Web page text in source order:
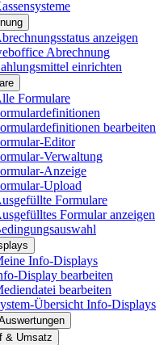
anzeigen
Abrechnung
einrichten
Formulare
bearbeiten
Editor
Verwaltung
Anzeige
Upload
Formulare
Formular anzeigen
Info-Displays
Display bearbeiten
bearbeiten
Übersicht Info-Displays
& Umsatz